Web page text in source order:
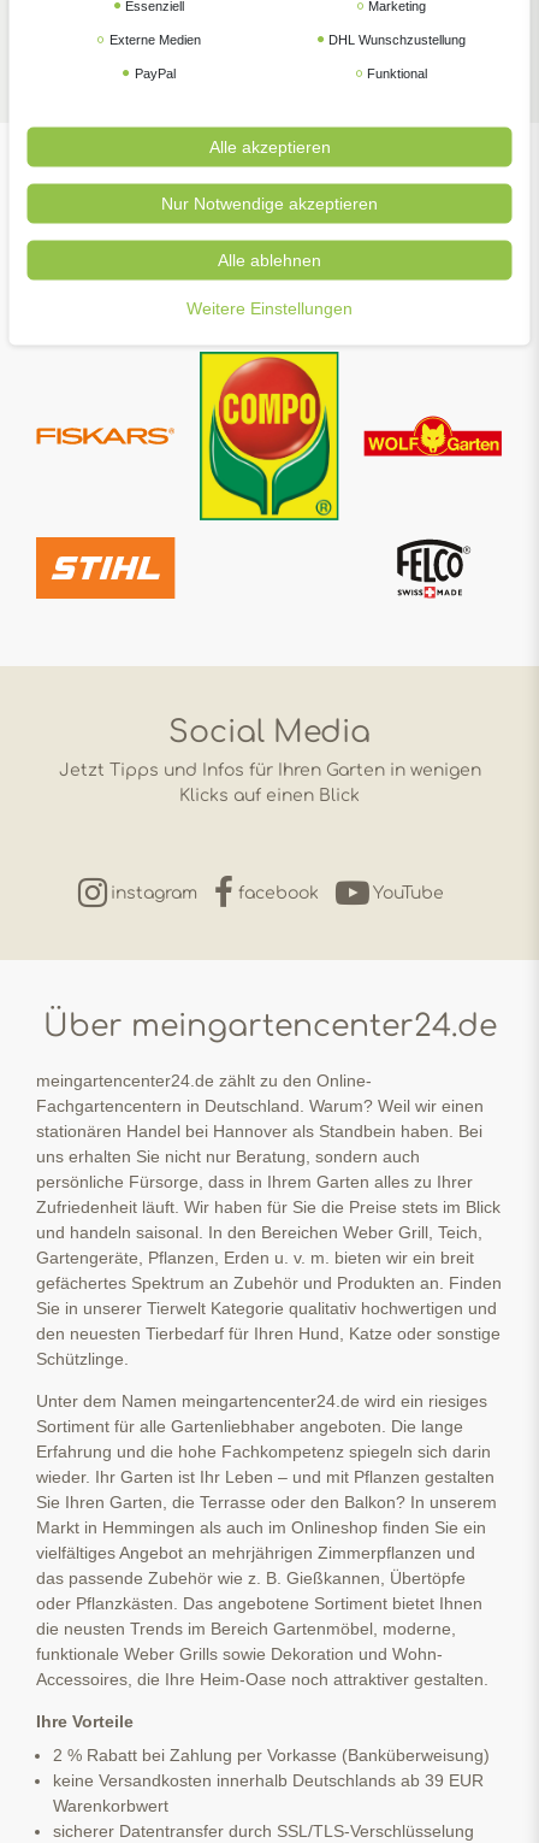
Zubehör
Unsere beliebtesten Marken
Social Media
Jetzt Tipps und Infos für Ihren Garten in wenigen
Klicks auf einen Blick
instagram facebook YouTube
Über meingartencenter24.de
meingartencenter24.de zählt zu den Online-
Fachgartencentern in Deutschland. Warum? Weil wir einen
stationären Handel bei Hannover als Standbein haben. Bei
uns erhalten Sie nicht nur Beratung, sondern auch
persönliche Fürsorge, dass in Ihrem Garten alles zu Ihrer
Zufriedenheit läuft. Wir haben für Sie die Preise stets im Blick
und handeln saisonal. In den Bereichen Weber Grill, Teich,
Gartengeräte, Pflanzen, Erden u. v. m. bieten wir ein breit
gefächertes Spektrum an Zubehör und Produkten an. Finden
Sie in unserer Tierwelt Kategorie qualitativ hochwertigen und
den neuesten Tierbedarf für Ihren Hund, Katze oder sonstige
Schützlinge.
Unter dem Namen meingartencenter24.de wird ein riesiges
Sortiment für alle Gartenliebhaber angeboten. Die lange
Erfahrung und die hohe Fachkompetenz spiegeln sich darin
wieder. Ihr Garten ist Ihr Leben – und mit Pflanzen gestalten
Sie Ihren Garten, die Terrasse oder den Balkon? In unserem
Markt in Hemmingen als auch im Onlineshop finden Sie ein
vielfältiges Angebot an mehrjährigen Zimmerpflanzen und
das passende Zubehör wie z. B. Gießkannen, Übertöpfe
oder Pflanzkästen. Das angebotene Sortiment bietet Ihnen
die neusten Trends im Bereich Gartenmöbel, moderne,
funktionale Weber Grills sowie Dekoration und Wohn-
Accessoires, die Ihre Heim-Oase noch attraktiver gestalten.
Ihre Vorteile
2 % Rabatt bei Zahlung per Vorkasse (Banküberweisung)
keine Versandkosten innerhalb Deutschlands ab 39 EUR
Warenkorbwert
sicherer Datentransfer durch SSL/TLS-Verschlüsselung
Essenziell Marketing
Externe Medien DHL Wunschzustellung
PayPal Funktional
Alle akzeptieren
Nur Notwendige akzeptieren
Alle ablehnen
Weitere Einstellungen